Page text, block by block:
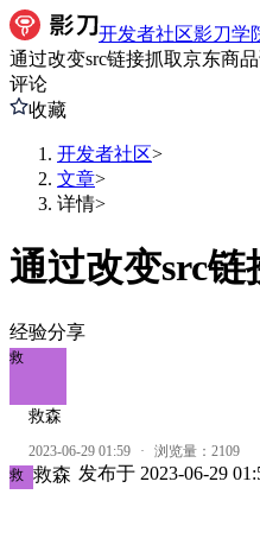
开发者社区影刀学
通过改变src链接抓取京东商
评论
收藏
开发者社区>
文章>
详情>
通过改变src
经验分享
救
救森
2023-06-29 01:59 · 浏览量： 2109
救 救森 发布于 2023-06-29